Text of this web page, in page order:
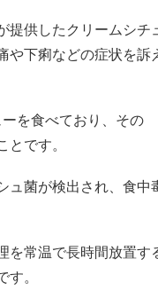
提供したクリームシチ
や下痢などの症状を訴
を食べており、その
とです。
ュ菌が検出され、食中
を常温で長時間放置す
す。